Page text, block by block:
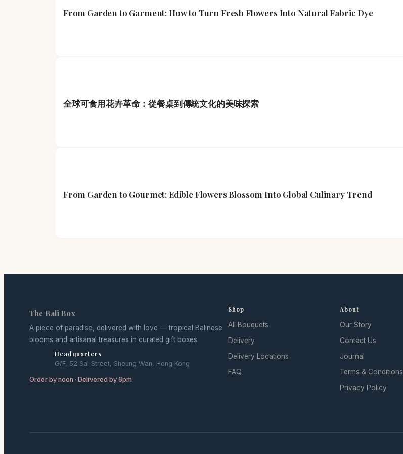
From Garden to Garment: How to Turn Fresh Flowers Into Natural Fabric Dye
全球可食用花卉革命：從餐桌到傳統文化的美味探索
From Garden to Gourmet: Edible Flowers Blossom Into Global Culinary Trend
The Bali Box
A piece of paradise, delivered with love — tropical Balinese
blooms and artisanal treasures in curated gift boxes.
Headquarters
G/F, 52 Sai Street, Sheung Wan, Hong Kong
Order by noon · Delivered by 6pm
Shop
All Bouquets
Delivery
Delivery Locations
FAQ
About
Our Story
Contact Us
Journal
Terms & Conditions
Privacy Policy